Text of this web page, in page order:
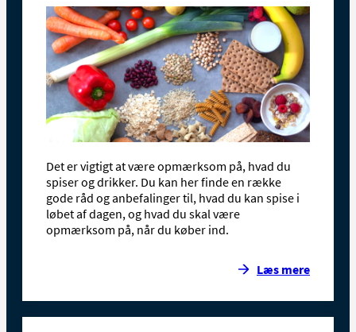
Det er vigtigt at være opmærksom på, hvad du
spiser og drikker. Du kan her finde en række
gode råd og anbefalinger til, hvad du kan spise i
løbet af dagen, og hvad du skal være
opmærksom på, når du køber ind.
Læs mere